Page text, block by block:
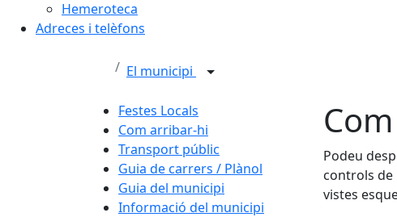
Hemeroteca
Adreces i telèfons
El municipi
Festes Locals
Com arribar-hi
Transport públic
Guia de carrers / Plànol
Guia del municipi
Informació del municipi
Podeu
controls
vistes